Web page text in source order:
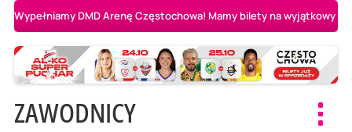
Wypełniamy DMD Arenę Częstochowa! Mamy bilety na wyjątkowy
ZAWODNICY